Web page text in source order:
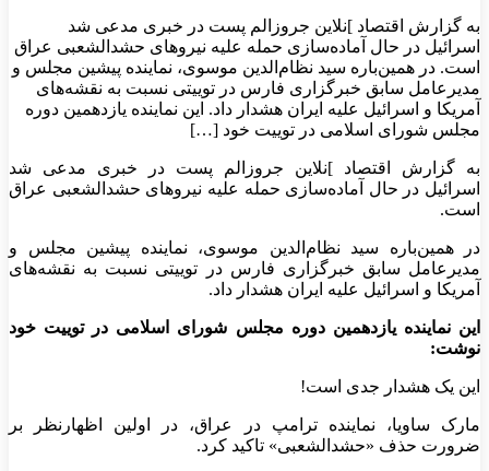
به گزارش اقتصاد ]نلاین جروزالم پست در خبری مدعی شد
اسرائیل در حال آماده‌سازی حمله علیه نیرو‌های حشدالشعبی عراق
است. در همین‌باره سید نظام‌الدین موسوی، نماینده پیشین مجلس و
مدیرعامل سابق خبرگزاری فارس در توییتی نسبت به نقشه‌های
آمریکا و اسرائیل علیه ایران هشدار داد. این نماینده یازدهمین دوره
مجلس شورای اسلامی در توییت خود […]
به گزارش اقتصاد ]نلاین جروزالم پست در خبری مدعی شد
اسرائیل در حال آماده‌سازی حمله علیه نیرو‌های حشدالشعبی عراق
است.
در همین‌باره سید نظام‌الدین موسوی، نماینده پیشین مجلس و
مدیرعامل سابق خبرگزاری فارس در توییتی نسبت به نقشه‌های
آمریکا و اسرائیل علیه ایران هشدار داد.
این نماینده یازدهمین دوره مجلس شورای اسلامی در توییت خود
نوشت:
‏این یک هشدار جدی است!
‏مارک ساویا، نماینده ترامپ در عراق، در اولین اظهارنظر بر
ضرورت حذف «حشدالشعبی» تاکید کرد.